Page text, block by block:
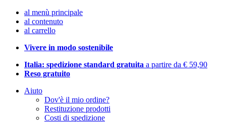
al menù principale
al contenuto
al carrello
Vivere in modo sostenibile
Italia: spedizione standard gratuita a partire da € 59,90
Reso gratuito
Aiuto
Dov'è il mio ordine?
Restituzione prodotti
Costi di spedizione